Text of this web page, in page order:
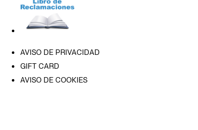
AVISO DE PRIVACIDAD
GIFT CARD
AVISO DE COOKIES